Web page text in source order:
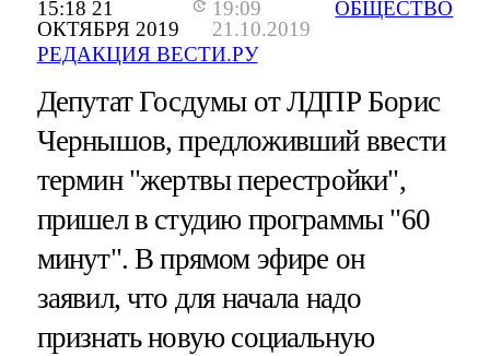
15:18 21
ОКТЯБРЯ 2019
19:09
21.10.2019
РЕДАКЦИЯ ВЕСТИ.РУ
ОБЩЕСТВО
Депутат Госдумы от ЛДПР Борис
Чернышов, предложивший ввести
термин "жертвы перестройки",
пришел в студию программы "60
минут". В прямом эфире он
заявил, что для начала надо
признать новую социальную